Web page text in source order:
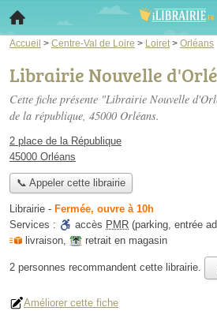
Accueil > Centre-Val de Loire > Loiret > Orléans
Librairie Nouvelle
Cette fiche présente "Librairie Nouvelle
de la république, 45000 Orléans.
2 place de la République
45000 Orléans
📞 Appeler cette librairie
Librairie - Fermée, ouvre à 10h
Services :
accès PMR (parking, entrée
livraison, retrait en magasin
2 personnes recommandent cette librairie.
Améliorer cette fiche